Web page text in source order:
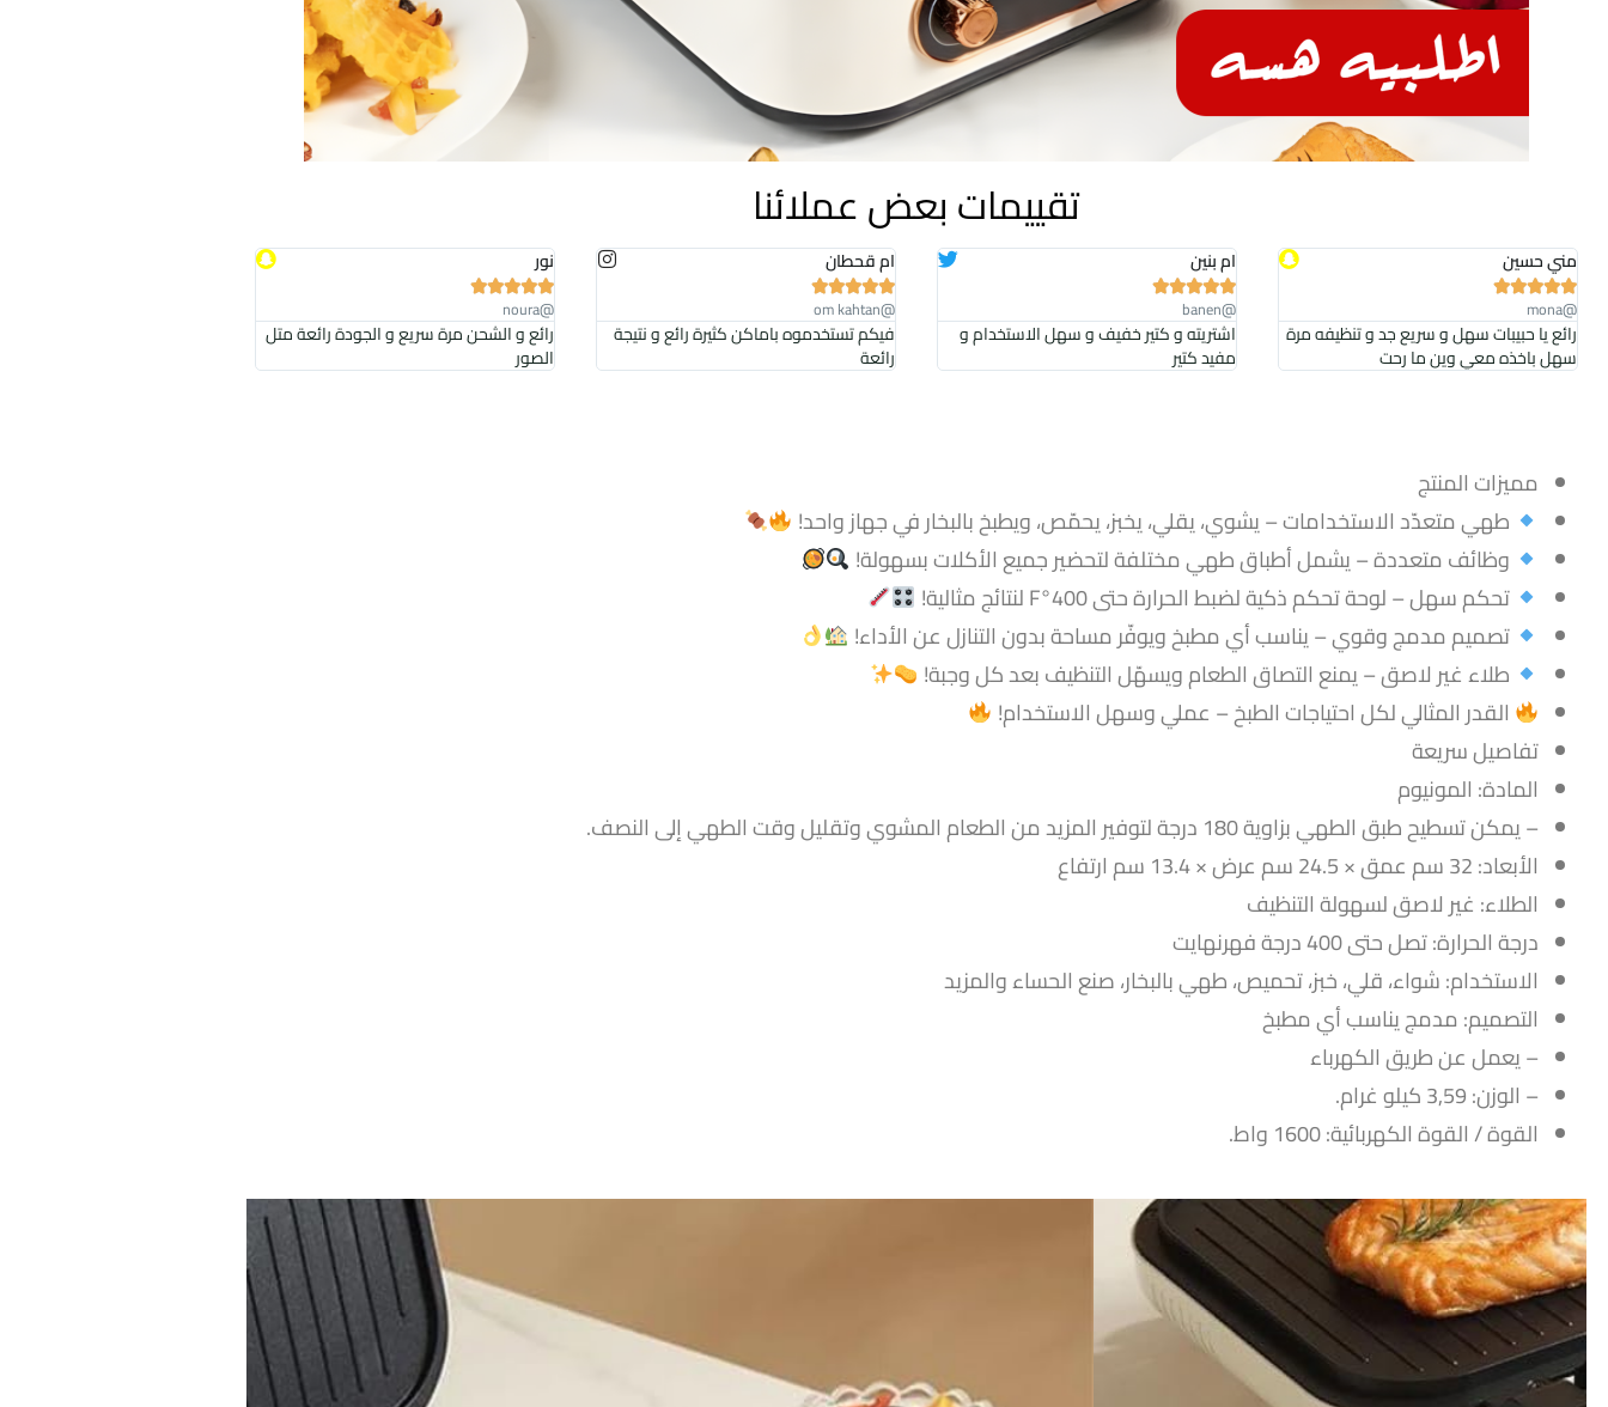
تقييمات بعض عملائنا
مني حسين





@mona
رائع يا حبيبات سهل و سريع جد و تنظيفه مرة
سهل باخذه معي وين ما رحت
ام بنين





@banen
اشتريته و كتير خفيف و سهل الاستخدام و
مفيد كتير
ام قحطان





@om kahtan
فيكم تستخدموه باماكن كثيرة رائع و نتيجة
رائعة
نور





@noura
رائع و الشحن مرة سريع و الجودة رائعة متل
الصور
مميزات المنتج
طهي متعدّد الاستخدامات – يشوي، يقلي، يخبز، يحمّص، ويطبخ بالبخار في جهاز واحد!
وظائف متعددة – يشمل أطباق طهي مختلفة لتحضير جميع الأكلات بسهولة!
تحكم سهل – لوحة تحكم ذكية لضبط الحرارة حتى 400°F لنتائج مثالية!
تصميم مدمج وقوي – يناسب أي مطبخ ويوفّر مساحة بدون التنازل عن الأداء!
طلاء غير لاصق – يمنع التصاق الطعام ويسهّل التنظيف بعد كل وجبة!
القدر المثالي لكل احتياجات الطبخ – عملي وسهل الاستخدام!
تفاصيل سريعة
المادة: المونيوم
– يمكن تسطيح طبق الطهي بزاوية 180 درجة لتوفير المزيد من الطعام المشوي وتقليل وقت الطهي إلى النصف.
الأبعاد: 32 سم عمق × 24.5 سم عرض × 13.4 سم ارتفاع
الطلاء: غير لاصق لسهولة التنظيف
درجة الحرارة: تصل حتى 400 درجة فهرنهايت
الاستخدام: شواء، قلي، خبز، تحميص، طهي بالبخار، صنع الحساء والمزيد
التصميم: مدمج يناسب أي مطبخ
– يعمل عن طريق الكهرباء
– الوزن: 3,59 كيلو غرام.
القوة / القوة الكهربائية: ‎1600 واط.